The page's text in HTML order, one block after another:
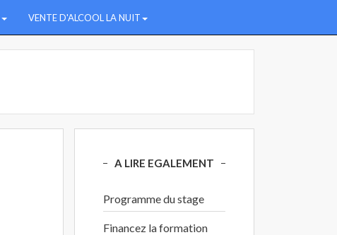
VENTE D'ALCOOL LA NUIT
A LIRE EGALEMENT
Programme du stage
Financez la formation